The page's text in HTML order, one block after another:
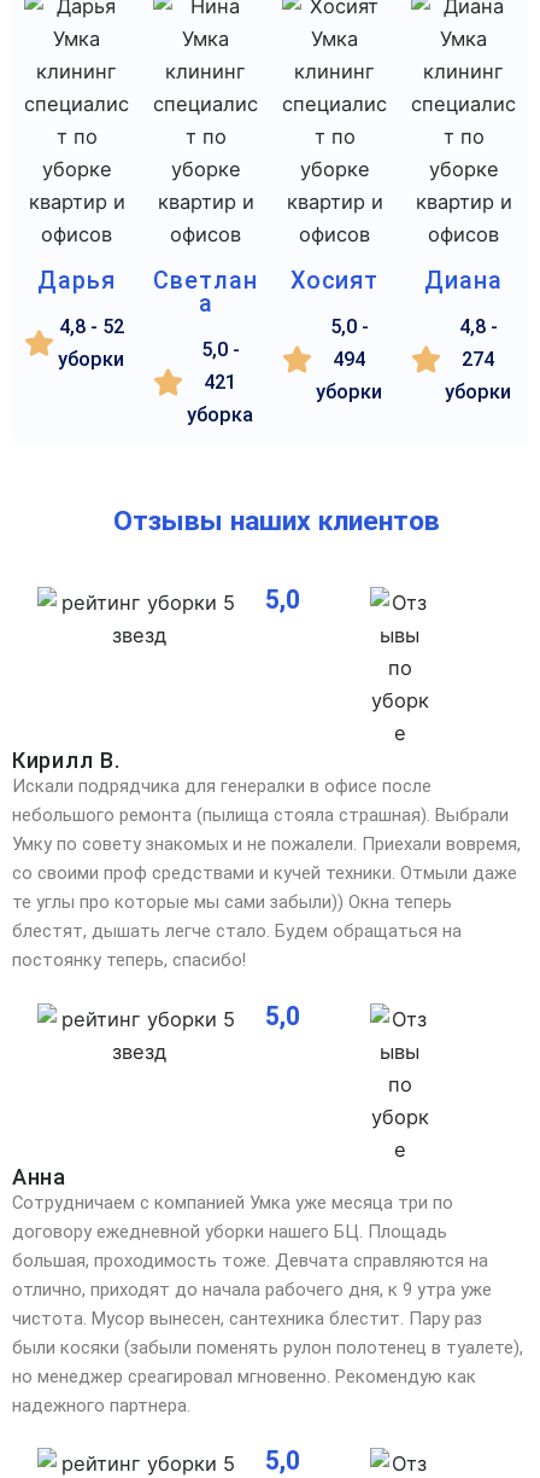
Дарья
4,8 - 52
уборки
Светлан
а
5,0 -
421
уборка
Хосият
5,0 -
494
уборки
Диана
4,8 -
274
уборки
Отзывы наших клиентов
5,0
Кирилл В.
Искали подрядчика для генералки в офисе после
небольшого ремонта (пылища стояла страшная). Выбрали
Умку по совету знакомых и не пожалели. Приехали вовремя,
со своими проф средствами и кучей техники. Отмыли даже
те углы про которые мы сами забыли)) Окна теперь
блестят, дышать легче стало. Будем обращаться на
постоянку теперь, спасибо!
5,0
Анна
Сотрудничаем с компанией Умка уже месяца три по
договору ежедневной уборки нашего БЦ. Площадь
большая, проходимость тоже. Девчата справляются на
отлично, приходят до начала рабочего дня, к 9 утра уже
чистота. Мусор вынесен, сантехника блестит. Пару раз
были косяки (забыли поменять рулон полотенец в туалете),
но менеджер среагировал мгновенно. Рекомендую как
надежного партнера.
5,0